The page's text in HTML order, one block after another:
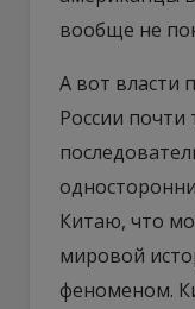
вообще не
А вот власти
России почти
Китаю, что
мировой
феноменом.